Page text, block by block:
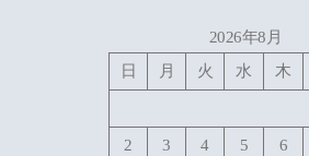
2026年8月
日
月 火 水 木
2 3 4 5 6